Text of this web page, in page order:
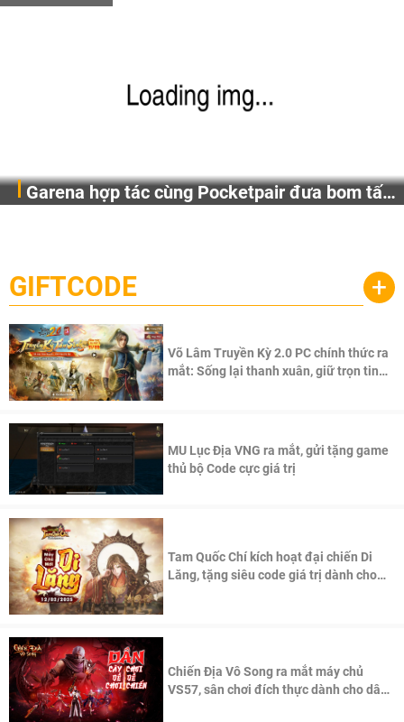
Garena hợp tác cùng Pocketpair đưa bom tấn
cầu, theo giấy phép chính thức từ công ty game Nhật Bản
Pocketpair, Inc.
GIFTCODE +
Võ Lâm Truyền Kỳ 2.0 PC chính thức ra
mắt: Sống lại thanh xuân, giữ trọn tinh
MU Lục Địa VNG ra mắt, gửi tặng game
thủ bộ Code cực giá trị
Tam Quốc Chí kích hoạt đại chiến Di
Lăng, tặng siêu code giá trị dành cho
Chiến Địa Vô Song ra mắt máy chủ
VS57, sân chơi đích thực dành cho dân